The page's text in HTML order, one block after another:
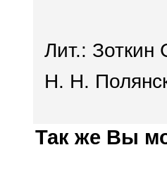
Лит.:
Н. Н.
Так же Вы